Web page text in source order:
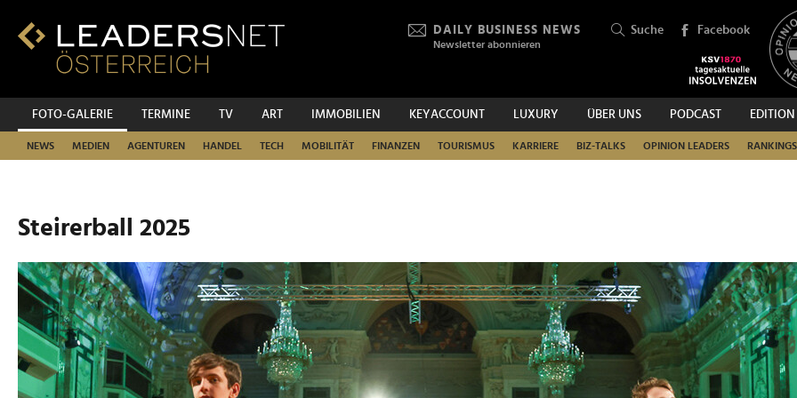
Inhalt
Fußzeilen-
Hauptnavigation
DAILY BUSINESS NEWS
Newsletter abonnieren
Suche Facebook
FOTO-GALERIE TERMINE TV ART IMMOBILIEN KEYACCOUNT LUXURY ÜBER UNS PODCAST EDITION
NEWS MEDIEN AGENTUREN HANDEL TECH MOBILITÄT FINANZEN TOURISMUS KARRIERE BIZ-TALKS OPINION LEADERS RANKINGS
SUCHEN
Steirerball 2025